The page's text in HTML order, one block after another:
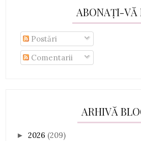
ABONAȚI-VĂ
Postări
Comentarii
ARHIVĂ
►2026 (209)